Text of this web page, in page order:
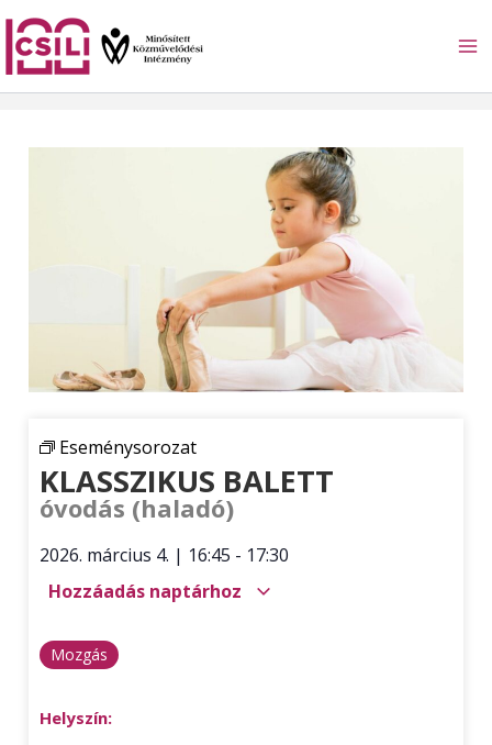
Skip
to
content
Eseménysorozat
KLASSZIKUS BALETT
óvodás (haladó)
2026. március 4. | 16:45 - 17:30
Hozzáadás naptárhoz
Mozgás
Helyszín: